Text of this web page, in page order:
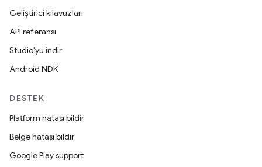
Geliştirici kılavuzları
API referansı
Studio'yu indir
Android NDK
DESTEK
Platform hatası bildir
Belge hatası bildir
Google Play support